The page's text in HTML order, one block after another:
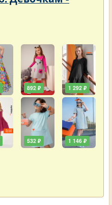
892 ₽
532 ₽
1 292 ₽
1 146 ₽